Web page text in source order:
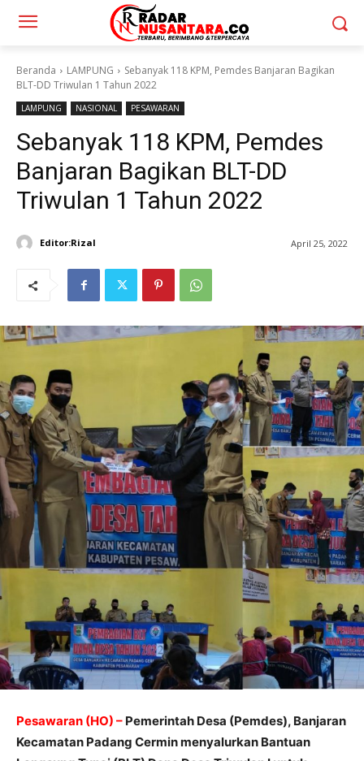
Beranda LAMPUNG
Sebanyak 118 KPM, Pemdes Banjaran Bagikan
BLT-DD Triwulan 1 Tahun 2022
LAMPUNG NASIONAL PESAWARAN
Sebanyak 118 KPM, Pemdes
Banjaran Bagikan BLT-DD
Triwulan 1 Tahun 2022
Editor:Rizal April 25, 2022
Pesawaran (HO) – Pemerintah Desa (Pemdes), Banjaran
Kecamatan Padang Cermin menyalurkan Bantuan